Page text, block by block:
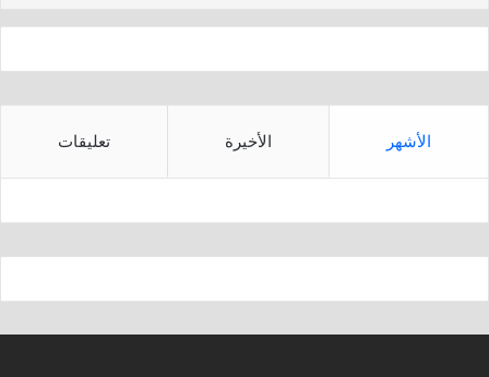
p
الأشهر الأخيرة تعليقات